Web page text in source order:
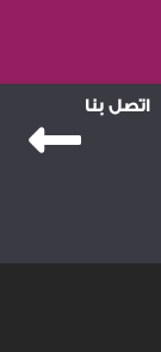
اتصل بنا